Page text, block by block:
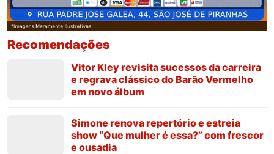
Recomendações
Vitor Kley revisita sucessos da carreira
e regrava clássico do Barão Vermelho
em novo álbum
Simone renova repertório e estreia
show “Que mulher é essa?” com frescor
e ousadia